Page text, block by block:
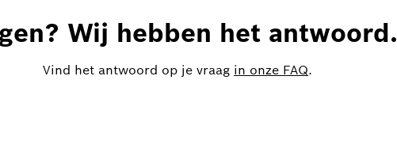
Wij hebben het antwoord.
Vind het antwoord op je vraag in onze FAQ.